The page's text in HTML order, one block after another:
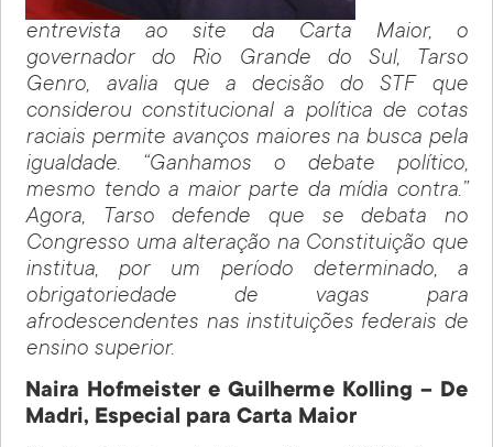
entrevista ao site da Carta Maior, o
governador do Rio Grande do Sul, Tarso
Genro, avalia que a decisão do STF que
considerou constitucional a política de cotas
raciais permite avanços maiores na busca pela
igualdade. “Ganhamos o debate político,
mesmo tendo a maior parte da mídia contra.”
Agora, Tarso defende que se debata no
Congresso uma alteração na Constituição que
institua, por um período determinado, a
obrigatoriedade de vagas para
afrodescendentes nas instituições federais de
ensino superior.
Naira Hofmeister e Guilherme Kolling – De
Madri, Especial para Carta Maior